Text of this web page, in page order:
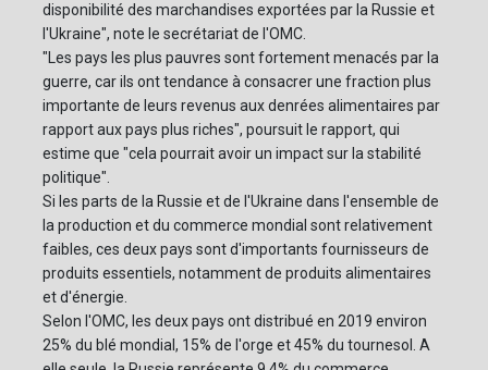
disponibilité des marchandises exportées par la Russie et
l'Ukraine", note le secrétariat de l'OMC.
"Les pays les plus pauvres sont fortement menacés par la
guerre, car ils ont tendance à consacrer une fraction plus
importante de leurs revenus aux denrées alimentaires par
rapport aux pays plus riches", poursuit le rapport, qui
estime que "cela pourrait avoir un impact sur la stabilité
politique".
Si les parts de la Russie et de l'Ukraine dans l'ensemble de
la production et du commerce mondial sont relativement
faibles, ces deux pays sont d'importants fournisseurs de
produits essentiels, notamment de produits alimentaires
et d'énergie.
Selon l'OMC, les deux pays ont distribué en 2019 environ
25% du blé mondial, 15% de l'orge et 45% du tournesol. A